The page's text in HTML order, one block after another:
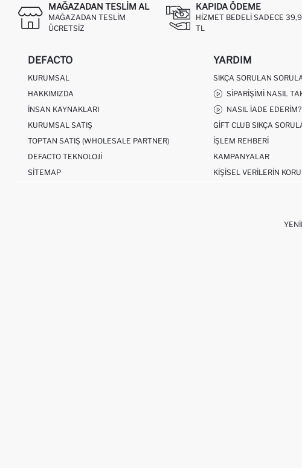
MAĞAZADAN TESLIM AL
MAĞAZADAN TESLIM
ÜCRETSIZ
KAPIDA ÖDEME
HIZMET BEDELI SADECE
TL
DEFACTO
KURUMSAL
HAKKIMIZDA
İNSAN KAYNAKLARI
KURUMSAL SATIŞ
TOPTAN SATIŞ (WHOLESALE PARTNER)
DEFACTO TEKNOLOJI
SITEMAP
YARDIM
SIKÇA SORULAN
SIPARIŞIMI NASIL
NASIL İADE EDERIM?
GIFT CLUB SIKÇA
İŞLEM REHBERI
KAMPANYALAR
KIŞISEL VERILERIN